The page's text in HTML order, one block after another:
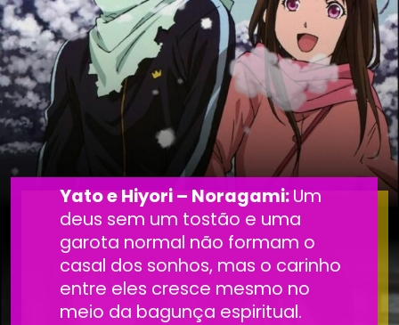
Yato e Hiyori – Noragami:Um
deus sem um tostão e uma
garota normal não formam o
casal dos sonhos, mas o carinho
entre eles cresce mesmo no
meio da bagunça espiritual.